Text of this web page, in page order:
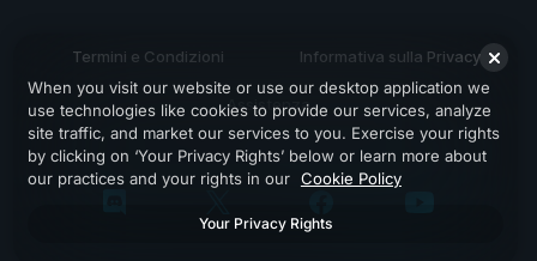
Termini e Condizioni Informativa sulla Privacy
Assistenza
When you visit our website or use our desktop application we
use technologies like cookies to provide our services, analyze
site traffic, and market our services to you. Exercise your rights
by clicking on ‘Your Privacy Rights’ below or learn more about
our practices and your rights in our Cookie Policy
Your Privacy Rights